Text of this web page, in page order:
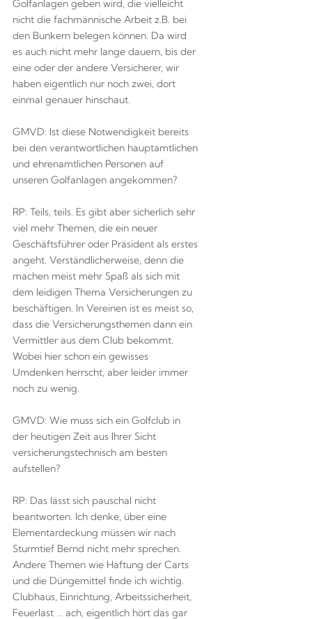
Golfanlagen geben wird, die vielleicht
nicht die fachmännische Arbeit z.B. bei
den Bunkern belegen können. Da wird
es auch nicht mehr lange dauern, bis der
eine oder der andere Versicherer, wir
haben eigentlich nur noch zwei, dort
einmal genauer hinschaut.
GMVD: Ist diese Notwendigkeit bereits
bei den verantwortlichen hauptamtlichen
und ehrenamtlichen Personen auf
unseren Golfanlagen angekommen?
RP: Teils, teils. Es gibt aber sicherlich sehr
viel mehr Themen, die ein neuer
Geschäftsführer oder Präsident als erstes
angeht. Verständlicherweise, denn die
machen meist mehr Spaß als sich mit
dem leidigen Thema Versicherungen zu
beschäftigen. In Vereinen ist es meist so,
dass die Versicherungsthemen dann ein
Vermittler aus dem Club bekommt.
Wobei hier schon ein gewisses
Umdenken herrscht, aber leider immer
noch zu wenig.
GMVD: Wie muss sich ein Golfclub in
der heutigen Zeit aus Ihrer Sicht
versicherungstechnisch am besten
aufstellen?
RP: Das lässt sich pauschal nicht
beantworten. Ich denke, über eine
Elementardeckung müssen wir nach
Sturmtief Bernd nicht mehr sprechen.
Andere Themen wie Haftung der Carts
und die Düngemittel finde ich wichtig.
Clubhaus, Einrichtung, Arbeitssicherheit,
Feuerlast … ach, eigentlich hört das gar